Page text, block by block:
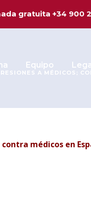
gratuita +34 900
Equipo
A MÉDICOS;
médicos en